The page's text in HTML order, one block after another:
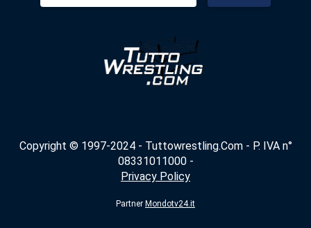
Copyright © 1997-2024 - Tuttowrestling.Com - P. IVA n°
08331011000 -
Privacy Policy
Partner Mondotv24.it